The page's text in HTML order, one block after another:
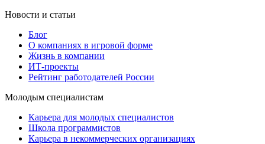
Новости и статьи
Блог
О компаниях в игровой форме
Жизнь в компании
ИТ-проекты
Рейтинг работодателей России
Молодым специалистам
Карьера для молодых специалистов
Школа программистов
Карьера в некоммерческих организациях